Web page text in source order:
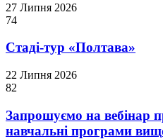
27 Липня 2026
74
Стаді-тур «Полтава»
22 Липня 2026
82
Запрошуємо на вебінар
навчальні програми